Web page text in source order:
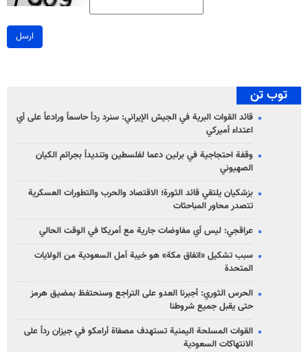
ارسل
توب تن
قائد القوات البرية في الجيش الإيراني: سنرد رداً حاسماً ورادعاً على أي
اعتداء أميركي
وقفة احتجاجية في برلين دعما لفلسطين وتنديداً بجرائم الكيان
الصهیوني
بزشكيان يلتقي قائد الثورة؛ الاقتصاد والحرب والتطورات العسكرية
تتصدر محاور المباحثات
عراقجي: ليس أي مفاوضات جارية مع أمريكا في الوقت الحالي
سبب تشكيل «اتفاق مكة» هو خيبة أمل السعودية من الولايات
المتحدة
الحرس الثوري: أجبرنا العدو على التراجع وسنحتفظ بمضيق هرمز
حتى يقبل جميع شروطنا
القوات المسلحة اليمنية تستهدف مصفاة أرامكو في جيزان رداً على
الانتهاكات السعودية